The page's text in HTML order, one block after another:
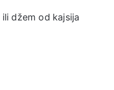
džem od kajsija